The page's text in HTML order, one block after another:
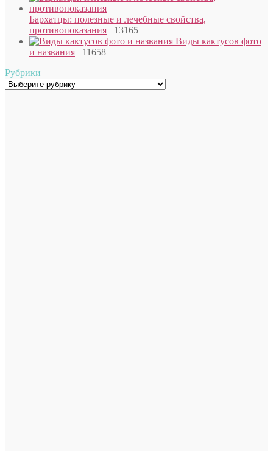
Бархатцы: полезные и лечебные свойства,
противопоказания
13165
Виды кактусов фото
и названия
11658
Рубрики
Рубрики